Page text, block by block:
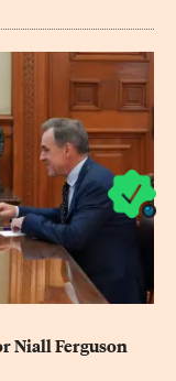
Niall Ferguson